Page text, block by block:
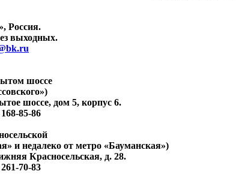
Россия.
выходных.
шоссе
шоссе, дом 5, корпус 6.
85-86
и недалеко от метро «Бауманская»)
Красносельская, д. 28.
70-83